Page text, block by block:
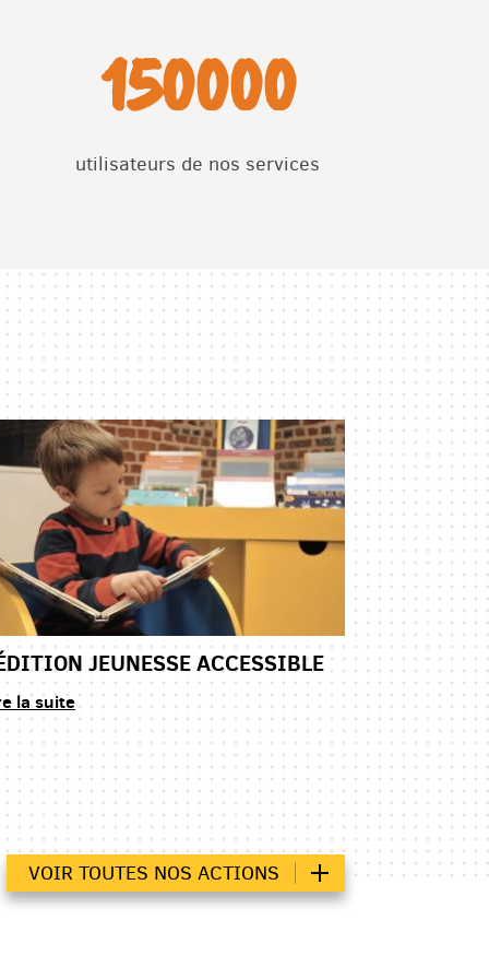
150000
utilisateurs de nos services
JEUNESSE ACCESSIBLE
la suite
VOIR TOUTES NOS ACTIONS